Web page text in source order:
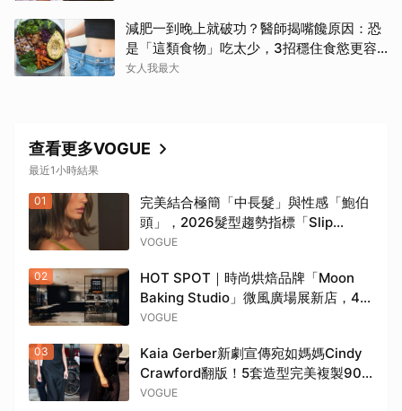
減肥一到晚上就破功？醫師揭嘴饞原因：恐
是「這類食物」吃太少，3招穩住食慾更容
易瘦！
女人我最大
查看更多VOGUE
最近1小時結果
01
完美結合極簡「中長髮」與性感「鮑伯
頭」，2026髮型趨勢指標「Slip
Bob」為何自帶90年代超模氣場？
VOGUE
02
HOT SPOT｜時尚烘焙品牌「Moon
Baking Studio」微風廣場展新店，4大
麵包主題早午餐、時令風味甜點，再定
VOGUE
03
Kaia Gerber新劇宣傳宛如媽媽Cindy
Crawford翻版！5套造型完美複製90
年代超模經典風格
VOGUE